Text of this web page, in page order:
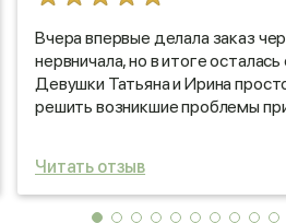
Вчера впервые делала заказ
нервничала, но в итоге
Девушки Татьяна и Ирина
решить возникшие проблемы
Читать отзыв